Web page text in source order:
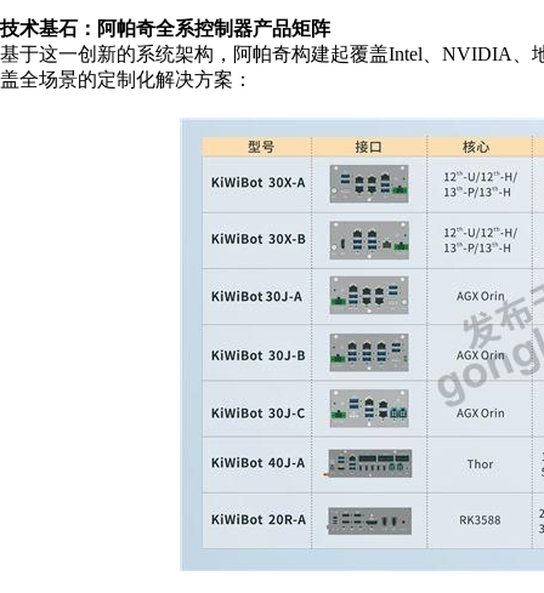
技术基石：阿帕奇全系控制器产品矩阵
基于这一创新的系统架构，阿帕奇构建起覆盖Intel、NVIDIA、
盖全场景的定制化解决方案：